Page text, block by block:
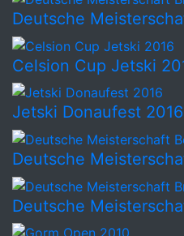
Deutsche
Celsion Cup Jetski
Jetski Donaufest 2016
Deutsche
Deutsche